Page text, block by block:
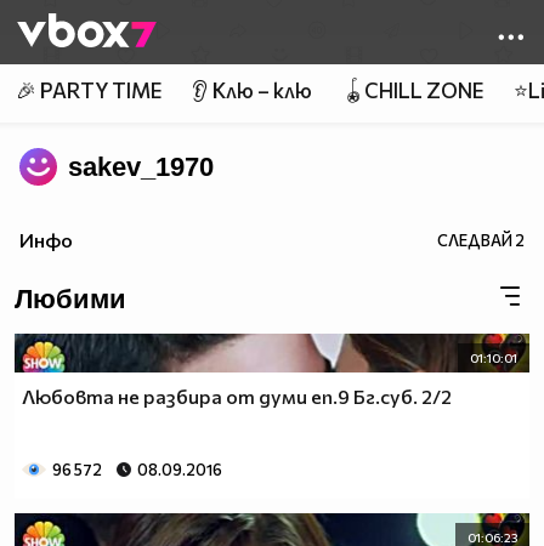
👾
🎉 PARTY TIME 👂 Клю – клю 🪀CHILL ZONE
sakev_1970
Инфо СЛЕДВАЙ2
Любими
01:10:01
Любовта не разбира от думи еп.9 Бг.суб. 2/2
96 572 08.09.2016
01:06:23